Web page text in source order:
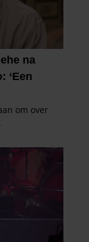
onze
analyse. Deze
met andere
website blijft